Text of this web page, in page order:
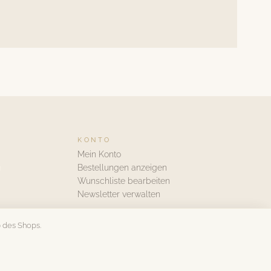
KONTO
Mein Konto
Bestellungen anzeigen
Wunschliste bearbeiten
Newsletter verwalten
Shops.